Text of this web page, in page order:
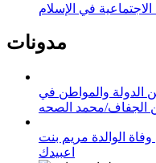
مدونات
الدولة والمواطن في
الجفاف/محمد الصحه
الوالدة مريم بنت
اعبيدك